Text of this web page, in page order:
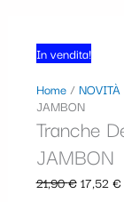
In vendita!
Home/NOVITÀ
JAMBON
Tranche
JAMBON
21,90€17,52€